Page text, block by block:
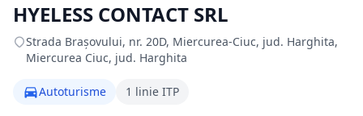
HYELESS CONTACT SRL
Strada Brașovului, nr. 20D, Miercurea-Ciuc, jud. Harghita,
Miercurea Ciuc, jud. Harghita
Autoturisme 1 linie ITP